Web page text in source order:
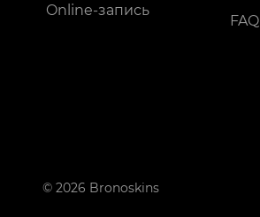
Online-запись
© 2026 Bronoskins